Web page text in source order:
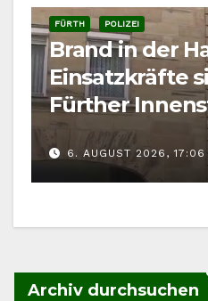
FÜRTH POLIZEI
Brand in der
Einsatzkräfte
Fürther
gefordert
6. AUGUST 2026, 17:06
Archiv durchsuchen